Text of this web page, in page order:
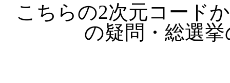
こちらの2次元コード
の疑問・総選